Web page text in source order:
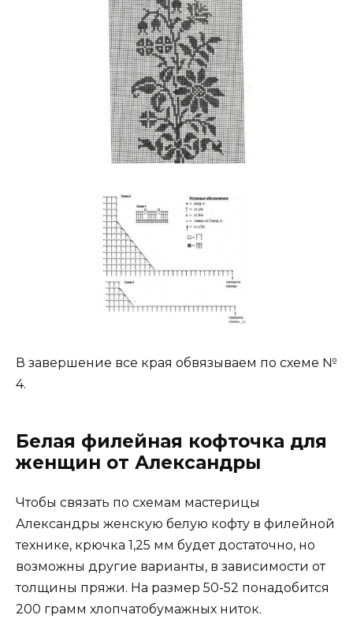
В завершение все края обвязываем по схеме №
4.
Белая филейная кофточка для
женщин от Александры
Чтобы связать по схемам мастерицы
Александры женскую белую кофту в филейной
технике, крючка 1,25 мм будет достаточно, но
возможны другие варианты, в зависимости от
толщины пряжи. На размер 50-52 понадобится
200 грамм хлопчатобумажных ниток.